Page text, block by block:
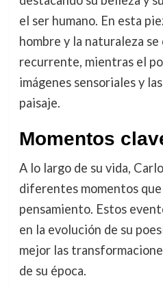
el ser humano. En esta
hombre y la naturaleza
recurrente, mientras el
imágenes sensoriales y
paisaje.
Momentos
A lo largo de su vida,
diferentes momentos que
pensamiento. Estos
en la evolución de su
mejor las
de su época.